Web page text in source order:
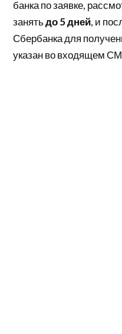
банка по заявке,
занятьдо 5 дней, и
Сбербанка для
указан во входящем